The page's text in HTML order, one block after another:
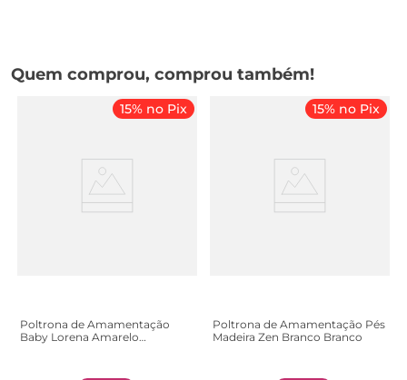
Quem comprou, comprou também!
15% no Pix
Poltrona de Amamentação
Baby Lorena Amarelo
15% no Pix
Poltrona de Amamentação Pés
Madeira Zen Branco Branco